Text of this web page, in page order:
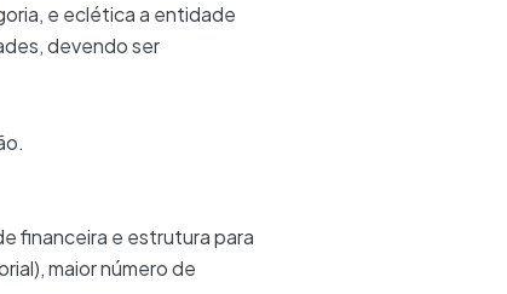
e eclética a entidade
devendo ser
financeira e estrutura para
maior número de